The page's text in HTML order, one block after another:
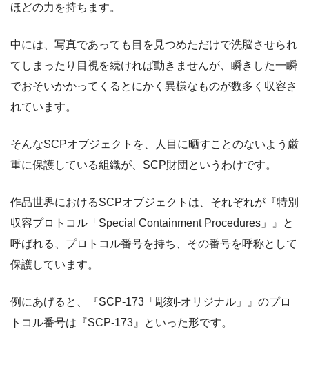
ほどの力を持ちます。
中には、写真であっても目を見つめただけで洗脳させられ
てしまったり目視を続ければ動きませんが、瞬きした一瞬
でおそいかかってくるとにかく異様なものが数多く収容さ
れています。
そんなSCPオブジェクトを、人目に晒すことのないよう厳
重に保護している組織が、SCP財団というわけです。
作品世界におけるSCPオブジェクトは、それぞれが『特別
収容プロトコル「Special Containment Procedures」』と
呼ばれる、プロトコル番号を持ち、その番号を呼称として
保護しています。
例にあげると、『SCP-173「彫刻-オリジナル」』のプロ
トコル番号は『SCP-173』といった形です。